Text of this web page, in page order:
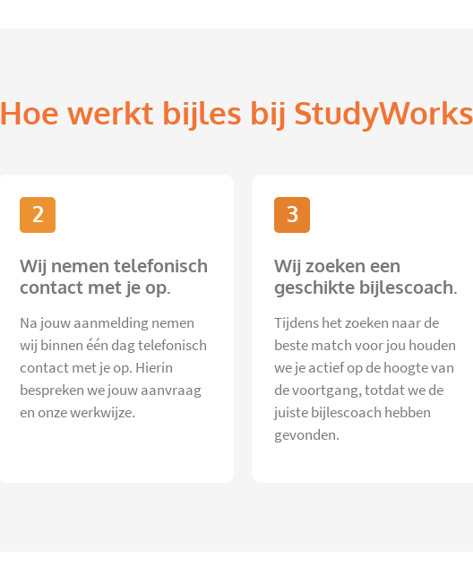
Hoe werkt bijles bij
2
Wij nemen telefonisch
contact met je op.
Na jouw aanmelding nemen
wij binnen één dag telefonisch
contact met je op. Hierin
bespreken we jouw aanvraag
en onze werkwijze.
3
Wij zoeken een
geschikte bijlescoach.
Tijdens het zoeken naar de
beste match voor jou houden
we je actief op de hoogte van
de voortgang, totdat we de
juiste bijlescoach hebben
gevonden.